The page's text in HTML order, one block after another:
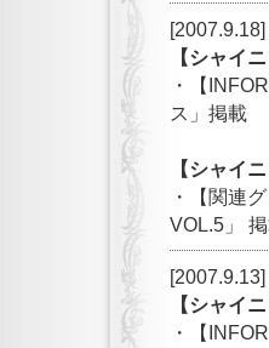
[2007.9.18]
【シャイ
・【
ス」掲載
【シャイ
・【関連
VOL.5」
[2007.9.13]
【シャイ
・【